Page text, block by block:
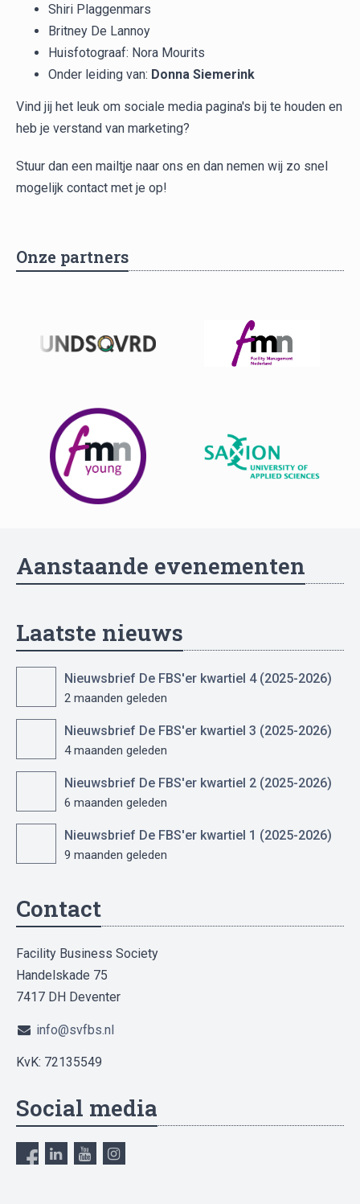
Shiri Plaggenmars
Britney De Lannoy
Huisfotograaf: Nora Mourits
Onder leiding van: Donna Siemerink
Vind jij het leuk om sociale media pagina's bij te houden en
heb je verstand van marketing?
Stuur dan een mailtje naar ons en dan nemen wij zo snel
mogelijk contact met je op!
Onze partners
Aanstaande evenementen
Laatste nieuws
Nieuwsbrief De FBS'er kwartiel 4 (2025-2026)
2 maanden geleden
Nieuwsbrief De FBS'er kwartiel 3 (2025-2026)
4 maanden geleden
Nieuwsbrief De FBS'er kwartiel 2 (2025-2026)
6 maanden geleden
Nieuwsbrief De FBS'er kwartiel 1 (2025-2026)
9 maanden geleden
Contact
Facility Business Society
Handelskade 75
7417 DH Deventer
info@svfbs.nl
KvK: 72135549
Social media